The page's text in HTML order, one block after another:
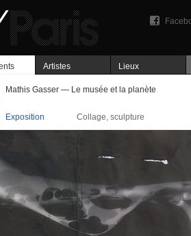
Artistes Lieux
Mathis Gasser — Le musée et la planète
Exposition Collage, sculpture